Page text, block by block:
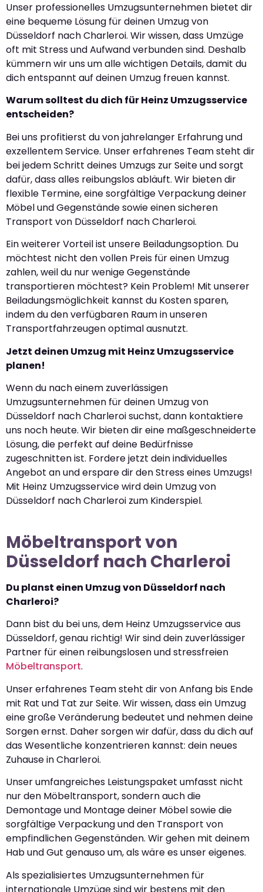
Unser professionelles Umzugsunternehmen bietet dir
eine bequeme Lösung für deinen Umzug von
Düsseldorf nach Charleroi. Wir wissen, dass Umzüge
oft mit Stress und Aufwand verbunden sind. Deshalb
kümmern wir uns um alle wichtigen Details, damit du
dich entspannt auf deinen Umzug freuen kannst.
Warum solltest du dich für Heinz Umzugsservice
entscheiden?
Bei uns profitierst du von jahrelanger Erfahrung und
exzellentem Service. Unser erfahrenes Team steht dir
bei jedem Schritt deines Umzugs zur Seite und sorgt
dafür, dass alles reibungslos abläuft. Wir bieten dir
flexible Termine, eine sorgfältige Verpackung deiner
Möbel und Gegenstände sowie einen sicheren
Transport von Düsseldorf nach Charleroi.
Ein weiterer Vorteil ist unsere Beiladungsoption. Du
möchtest nicht den vollen Preis für einen Umzug
zahlen, weil du nur wenige Gegenstände
transportieren möchtest? Kein Problem! Mit unserer
Beiladungsmöglichkeit kannst du Kosten sparen,
indem du den verfügbaren Raum in unseren
Transportfahrzeugen optimal ausnutzt.
Jetzt deinen Umzug mit Heinz Umzugsservice
planen!
Wenn du nach einem zuverlässigen
Umzugsunternehmen für deinen Umzug von
Düsseldorf nach Charleroi suchst, dann kontaktiere
uns noch heute. Wir bieten dir eine maßgeschneiderte
Lösung, die perfekt auf deine Bedürfnisse
zugeschnitten ist. Fordere jetzt dein individuelles
Angebot an und erspare dir den Stress eines Umzugs!
Mit Heinz Umzugsservice wird dein Umzug von
Düsseldorf nach Charleroi zum Kinderspiel.
Möbeltransport von
Düsseldorf nach Charleroi
Du planst einen Umzug von Düsseldorf nach
Charleroi?
Dann bist du bei uns, dem Heinz Umzugsservice aus
Düsseldorf, genau richtig! Wir sind dein zuverlässiger
Partner für einen reibungslosen und stressfreien
Möbeltransport.
Unser erfahrenes Team steht dir von Anfang bis Ende
mit Rat und Tat zur Seite. Wir wissen, dass ein Umzug
eine große Veränderung bedeutet und nehmen deine
Sorgen ernst. Daher sorgen wir dafür, dass du dich auf
das Wesentliche konzentrieren kannst: dein neues
Zuhause in Charleroi.
Unser umfangreiches Leistungspaket umfasst nicht
nur den Möbeltransport, sondern auch die
Demontage und Montage deiner Möbel sowie die
sorgfältige Verpackung und den Transport von
empfindlichen Gegenständen. Wir gehen mit deinem
Hab und Gut genauso um, als wäre es unser eigenes.
Als spezialisiertes Umzugsunternehmen für
internationale Umzüge sind wir bestens mit den